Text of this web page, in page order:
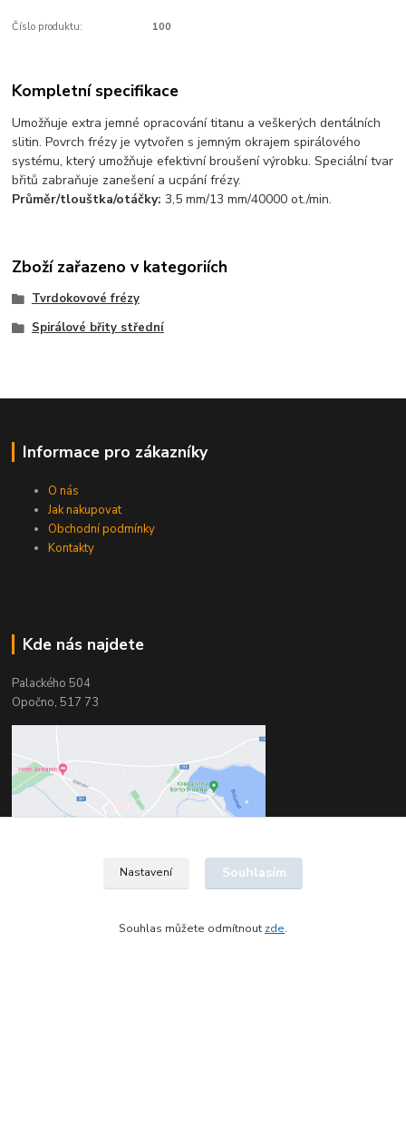
Číslo produktu: 100
Kompletní specifikace
Umožňuje extra jemné opracování titanu a veškerých dentálních
slitin. Povrch frézy je vytvořen s jemným okrajem spirálového
systému, který umožňuje efektivní broušení výrobku. Speciální tvar
břitů zabraňuje zanešení a ucpání frézy.
Průměr/tlouštka/otáčky:3,5 mm/13 mm/40000 ot./min.
Zboží zařazeno v kategoriích
Tvrdokovové frézy
Spirálové břity střední
Informace pro zákazníky
O nás
Jak nakupovat
Obchodní podmínky
Kontakty
Kde nás najdete
Palackého 504
Opočno, 517 73
Nastavení Souhlasím
Souhlas můžete odmítnout zde.